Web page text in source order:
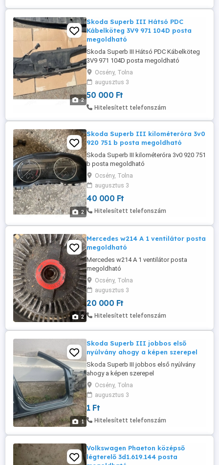
2
Skoda Superb III Hátsó PDC
Kábelköteg 3V9 971 104D posta
megoldható
Skoda Superb III Hátsó PDC Kábelköteg
3V9 971 104D posta megoldható
Ocsény, Tolna
augusztus 3
50 000 Ft
Hitelesített telefonszám
2
Skoda Superb III kilométeróra 3v0
920 751 b posta megoldható
Skoda Superb III kilométeróra 3v0 920 751
b posta megoldható
Ocsény, Tolna
augusztus 3
40 000 Ft
Hitelesített telefonszám
2
Mercedes w214 A 1 ventilátor posta
megoldható
Mercedes w214 A 1 ventilátor posta
megoldható
Ocsény, Tolna
augusztus 3
20 000 Ft
Hitelesített telefonszám
1
Skoda Superb III jobbos első
nyúlvány ahogy a képen szerepel
Skoda Superb III jobbos első nyúlvány
ahogy a képen szerepel
Ocsény, Tolna
augusztus 3
1 Ft
Hitelesített telefonszám
Volkswagen Phaeton középső
légterelő 3d1.619.144 posta